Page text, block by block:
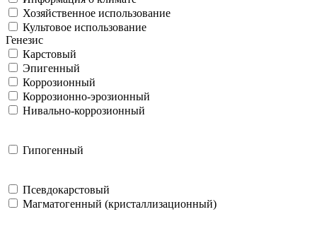
Хозяйственное использование
Культовое использование
Генезис
Карстовый
Эпигенный
Коррозионный
Коррозионно-эрозионный
Нивально-коррозионный
Гипогенный
Псевдокарстовый
Магматогенный (кристаллизационный)